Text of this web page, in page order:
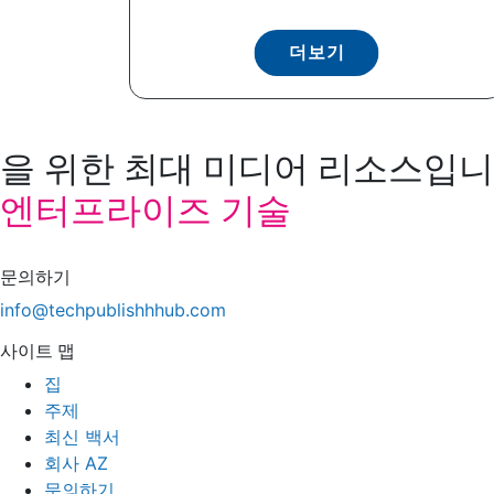
더보기
을 위한 최대 미디어 리소스입
엔터프라이즈 기술
문의하기
info@techpublishhhub.com
사이트 맵
집
주제
최신 백서
회사 AZ